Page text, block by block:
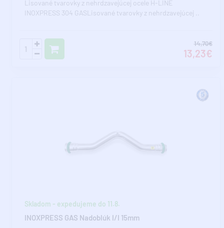
Lisované tvarovky z nehrdzavejúcej ocele H-LINE
INOXPRESS 304 GASLisované tvarovky z nehrdzavejúcej ..
14,70€
13,23€
Skladom - expedujeme do 11.8.
INOXPRESS GAS Nadoblúk I/I 15mm